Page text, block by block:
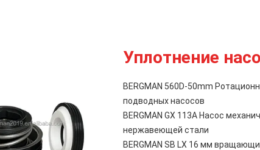
Уплотнение
BERGMAN 560D-50mm
подводных насосов
BERGMAN GX 113A Насос
нержавеющей стали
BERGMAN SB LX 16 мм